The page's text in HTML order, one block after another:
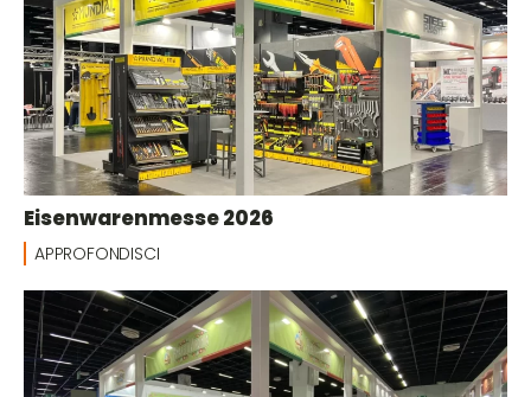
Eisenwarenmesse 2026
APPROFONDISCI